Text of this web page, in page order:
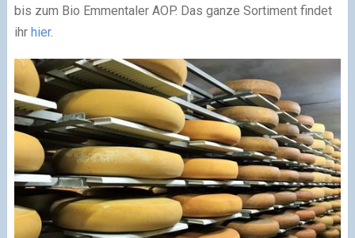
bis zum Bio Emmentaler AOP. Das ganze Sortiment findet
ihr hier.